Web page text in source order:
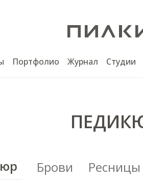
Портфолио Журнал Студии
Брови Ресницы